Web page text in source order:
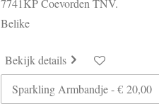
7741KP Coevorden TNV.
Belike
Bekijk details